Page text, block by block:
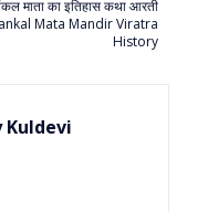
माता का इतिहास कथा आरती
Mata Mandir Viratra
History
Kuldevi